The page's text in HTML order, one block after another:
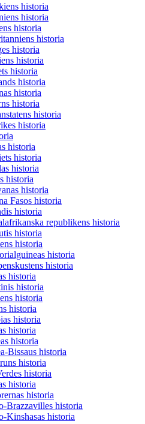
historia
historia
historia
historia
historia
historia
historia
historia
historia
historia
historia
historia
historia
historia
historia
historia
historia
Fasos historia
historia
republikens historia
historia
historia
historia
historia
historia
historia
historia
historia
historia
historia
historia
Bissaus historia
historia
historia
historia
historia
Brazzavilles historia
Kinshasas historia